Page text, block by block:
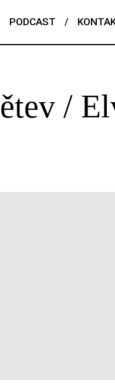
PODCAST /
/